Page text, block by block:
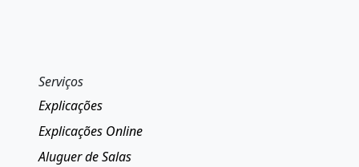
Serviços
Explicações
Explicações Online
Aluguer de Salas